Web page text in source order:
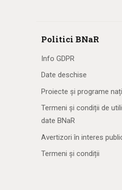
Politici BNaR
Info GDPR
Date deschise
Proiecte și programe
Termeni și condiții de
date BNaR
Avertizori în interes
Termeni și condiții